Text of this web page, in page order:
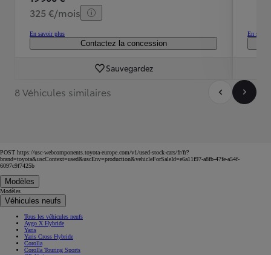
325 €/mois
En savoir plus
Contactez la concession
Sauvegardez
En
8 Véhicules similaires
POST https://usc-webcomponents.toyota-europe.com/v1/used-stock-cars/fr/fr?
brand=toyota&uscContext=used&uscEnv=production&vehicleForSaleId=e6a11f97-a8fb-47fe-a54f-
6097c9f7425b
Modèles
Modèles
Véhicules neufs
Tous les véhicules neufs
Aygo X Hybride
Yaris
Yaris Cross Hybride
Corolla
Corolla Touring Sports